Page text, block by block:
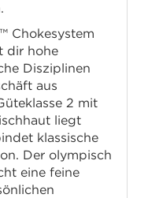
Chokesystem
dir hohe
Disziplinen
aus
2 mit
liegt
klassische
Der olympisch
eine feine